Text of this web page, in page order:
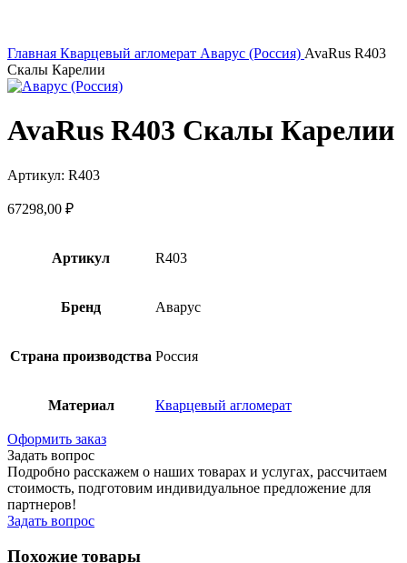
Главная Кварцевый агломерат Аварус (Россия) AvaRus R403
Скалы Карелии
AvaRus R403 Скалы Карелии
Артикул: R403
67298,00 ₽
Артикул R403
Бренд Аварус
Страна производства Россия
Материал Кварцевый агломерат
Оформить заказ
Задать вопрос
Подробно расскажем о наших товарах и услугах, рассчитаем
стоимость, подготовим индивидуальное предложение для
партнеров!
Задать вопрос
Похожие товары